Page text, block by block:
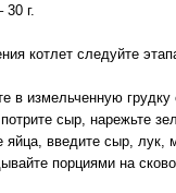
г.
котлет следуйте
в измельченную
сыр, нарежьте
яйца, введите сыр,
порциями на